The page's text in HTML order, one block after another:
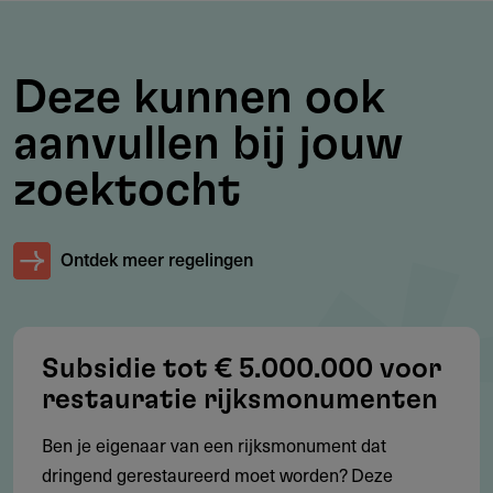
bewoning
Zowel beschermde als niet-beschermde monumenten
komen in aanmerking
Een monument is een pand ouder dan 50 jaar met
Rechtspersonen zoals BV's, NV's en stichtingen komen
Werkgebied
Waar is deze subsidie beschikbaar?
Caribisch Nederland: Bonaire, Sint Eustatius en Saba. Het
Deze kunnen ook
aanvullen bij jouw
zoektocht
Ontdek meer regelingen
Subsidie tot € 5.000.000 voor
restauratie rijksmonumenten
Ben je eigenaar van een rijksmonument dat
dringend gerestaureerd moet worden? Deze